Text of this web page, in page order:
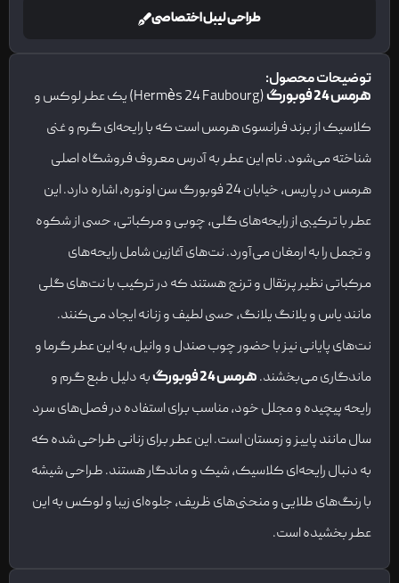
طراحی لیبل اختصاصی
توضیحات محصول:
هرمس 24 فوبورگ
(Hermès 24 Faubourg) یک عطر لوکس و
کلاسیک از برند فرانسوی هرمس است که با رایحه‌ای گرم و غنی
شناخته می‌شود. نام این عطر به آدرس معروف فروشگاه اصلی
هرمس در پاریس، خیابان 24 فوبورگ سن اونوره، اشاره دارد. این
عطر با ترکیبی از رایحه‌های گلی، چوبی و مرکباتی، حسی از شکوه
و تجمل را به ارمغان می‌آورد. نت‌های آغازین شامل رایحه‌های
مرکباتی نظیر پرتقال و ترنج هستند که در ترکیب با نت‌های گلی
مانند یاس و یلانگ یلانگ، حسی لطیف و زنانه ایجاد می‌کنند.
نت‌های پایانی نیز با حضور چوب صندل و وانیل، به این عطر گرما و
ماندگاری می‌بخشند.هرمس 24 فوبورگ
به دلیل طبع گرم و
رایحه پیچیده و مجلل خود، مناسب برای استفاده در فصل‌های سرد
سال مانند پاییز و زمستان است. این عطر برای زنانی طراحی شده که
به دنبال رایحه‌ای کلاسیک، شیک و ماندگار هستند. طراحی شیشه
با رنگ‌های طلایی و منحنی‌های ظریف، جلوه‌ای زیبا و لوکس به این
عطر بخشیده است.